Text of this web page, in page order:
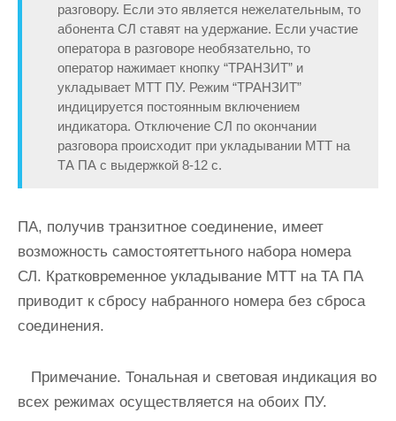
разговору. Если это является нежелательным, то
абонента СЛ ставят на удержание. Если участие
оператора в разговоре необязательно, то
оператор нажимает кнопку “ТРАНЗИТ” и
укладывает МТТ ПУ. Режим “ТРАНЗИТ”
индицируется постоянным включением
индикатора. Отключение СЛ по окончании
разговора происходит при укладывании МТТ на
ТА ПА с выдержкой 8-12 с.
ПА, получив транзитное соединение, имеет
возможность самостоятеттьного набора номера
СЛ. Кратковременное укладывание МТТ на ТА ПА
приводит к сбросу набранного номера без сброса
соединения.
Примечание. Тональная и световая индикация во
всех режимах осуществляется на обоих ПУ.